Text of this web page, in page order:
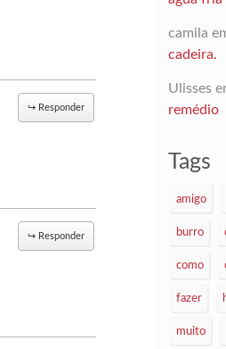
↪ Responder
↪ Responder
camila
cadeira.
Ulisses
remédio
Tags
amigo
burro
como
fazer
muito